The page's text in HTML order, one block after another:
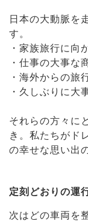
日本の大動脈を
す。
・家族旅行に向
・仕事の大事な
・海外からの旅
・久しぶりに大
それらの方々に
き。私たちがド
の幸せな思い出
定刻どおりの運
次はどの車両を